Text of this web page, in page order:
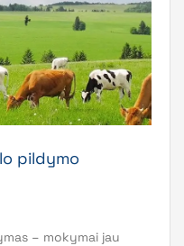
pildymo
– mokymai jau